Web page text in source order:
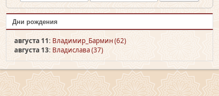
Дни рождения
августа 11: Владимир_Бармин (62)
августа 13: Владислава (37)